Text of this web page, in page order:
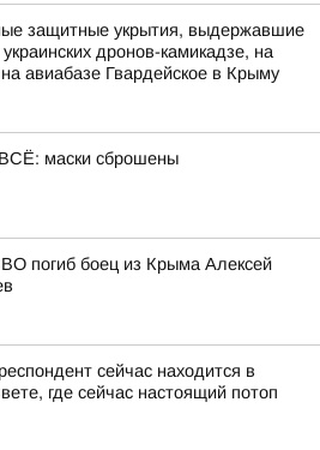
защитные укрытия, выдержавшие
дронов-камикадзе, на
на авиабазе Гвардейское в Крыму
маски сброшены
погиб боец из Крыма Алексей
сейчас находится в
где сейчас настоящий потоп